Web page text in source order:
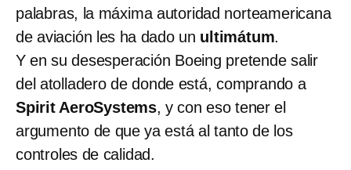
palabras, la máxima autoridad norteamericana
de aviación les ha dado un ultimátum.
Y en su desesperación Boeing pretende salir
del atolladero de donde está, comprando a
Spirit AeroSystems, y con eso tener el
argumento de que ya está al tanto de los
controles de calidad.